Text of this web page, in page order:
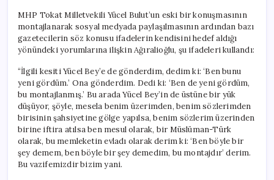
MHP Tokat Milletvekili Yücel Bulut’un eski bir konuşmasının
montajlanarak sosyal medyada paylaşılmasının ardından bazı
gazetecilerin söz konusu ifadelerin kendisini hedef aldığı
yönündeki yorumlarına ilişkin Ağıralioğlu, şu ifadeleri kullandı:
“İlgili kesiti Yücel Bey’e de gönderdim, dedim ki: ‘Ben bunu
yeni gördüm.’ Ona gönderdim. Dedi ki: ‘Ben de yeni gördüm,
bu montajlanmış.’ Bu arada Yücel Bey’in de üstüne bir yük
düşüyor, şöyle, mesela benim üzerimden, benim sözlerimden
birisinin şahsiyetine gölge yapılsa, benim sözlerim üzerinden
birine iftira atılsa ben mesul olarak, bir Müslüman-Türk
olarak, bu memleketin evladı olarak derim ki: ‘Ben böyle bir
şey demem, ben böyle bir şey demedim, bu montajdır’ derim.
Bu vazifemizdir bizim yani.